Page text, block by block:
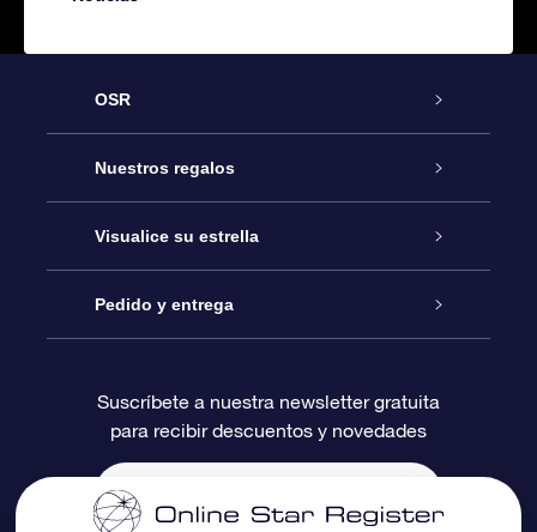
OSR
Atención
Contáctanos
Blog
Reseñas
Nuestros regalos
Regalo Estrella Online
Paquete de Regalo OSR
Tarjeta de Regalo OSR
Regalos empresariales
Visualice su estrella
Registro estelar
Página de Estrella Personalizada
Un Millón de Estrellas
Pedido y entrega
Información de Pago
Información de Envío
Suscríbete a nuestra newsletter gratuita
para recibir descuentos y novedades